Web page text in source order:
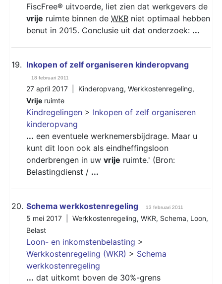
FiscFree® uitvoerde, liet zien dat werkgevers de
vrije ruimte binnen de WKR niet optimaal hebben
benut in 2015. Conclusie uit dat onderzoek: ...
19. Inkopen of zelf organiseren kinderopvang
18 februari 2011
27 april 2017 | Kinderopvang, Werkkostenregeling,
Vrije ruimte
Kindregelingen > Inkopen of zelf organiseren
kinderopvang
... een eventuele werknemersbijdrage. Maar u
kunt dit loon ook als eindheffingsloon
onderbrengen in uw vrije ruimte.' (Bron:
Belastingdienst / ...
20. Schema werkkostenregeling 13 februari 2011
5 mei 2017 | Werkkostenregeling, WKR, Schema, Loon,
Belast
Loon- en inkomstenbelasting >
Werkkostenregeling (WKR) > Schema
werkkostenregeling
... dat uitkomt boven de 30%-grens